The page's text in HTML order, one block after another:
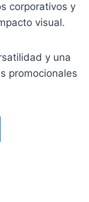
corporativos y
visual.
y una
promocionales